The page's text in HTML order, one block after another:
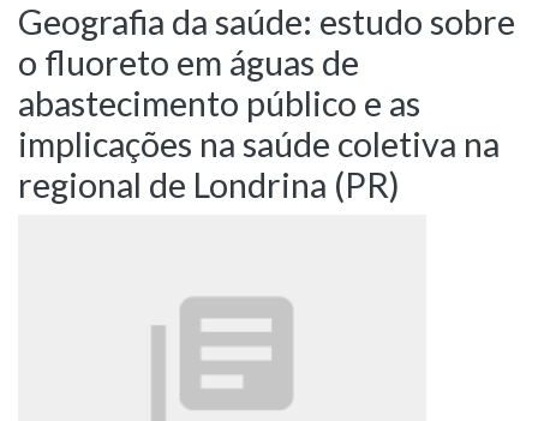
Estatísticas
Geografia da saúde: estudo sobre
o fluoreto em águas de
abastecimento público e as
implicações na saúde coletiva na
regional de Londrina (PR)